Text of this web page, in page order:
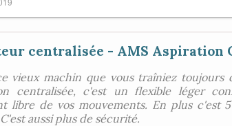
centralisée - AMS Aspiration
vieux machin que vous traîniez
centralisée, c'est un flexible léger
libre de vos mouvements. En plus c'est
aussi plus de sécurité.